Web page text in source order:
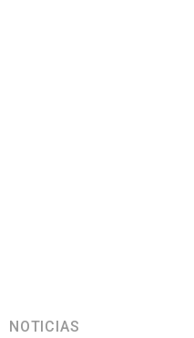
NOTICIAS